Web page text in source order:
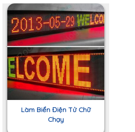
Làm Biển Điện Tử Chữ
Chạy